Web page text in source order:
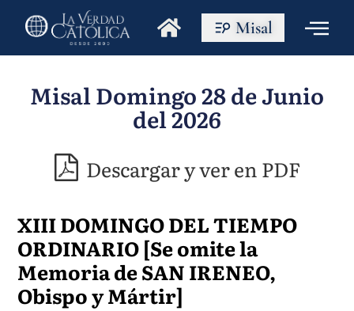
Misal
Misal Domingo 28 de Junio
del 2026
Descargar y ver en PDF
XIII DOMINGO DEL TIEMPO
ORDINARIO [Se omite la
Memoria de SAN IRENEO,
Obispo y Mártir]